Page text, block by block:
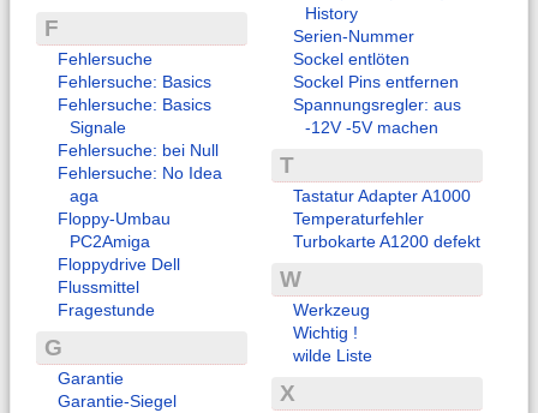
F
Fehlersuche
Fehlersuche: Basics
Fehlersuche: Basics
Signale
Fehlersuche: bei Null
Fehlersuche: No Idea
aga
Floppy-Umbau
PC2Amiga
Floppydrive Dell
Flussmittel
Fragestunde
G
Garantie
Garantie-Siegel
History
Serien-Nummer
Sockel entlöten
Sockel Pins entfernen
Spannungsregler: aus
-12V -5V machen
T
Tastatur Adapter A1000
Temperaturfehler
Turbokarte A1200 defekt
W
Werkzeug
Wichtig !
wilde Liste
X